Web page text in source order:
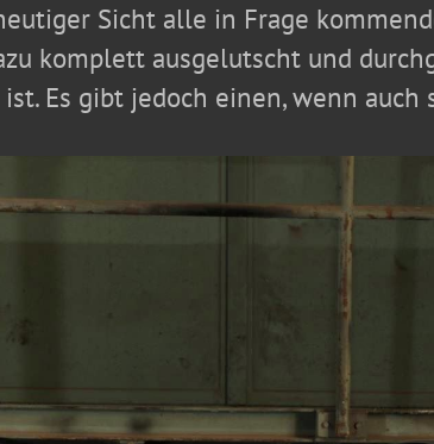
Sicht alle in Frage
komplett ausgelutscht und
Es gibt jedoch einen, wenn auch